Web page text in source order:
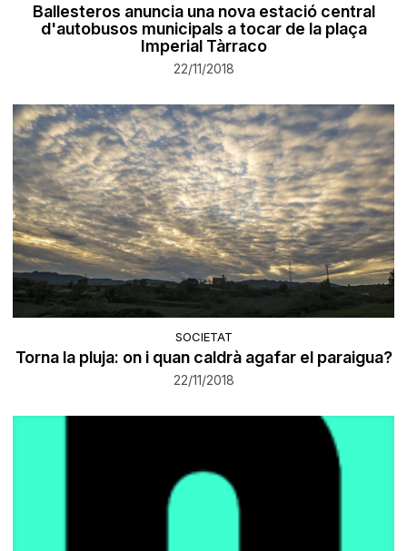
Ballesteros anuncia una nova estació central
d'autobusos municipals a tocar de la plaça
Imperial Tàrraco
22/11/2018
SOCIETAT
Torna la pluja: on i quan caldrà agafar el paraigua?
22/11/2018